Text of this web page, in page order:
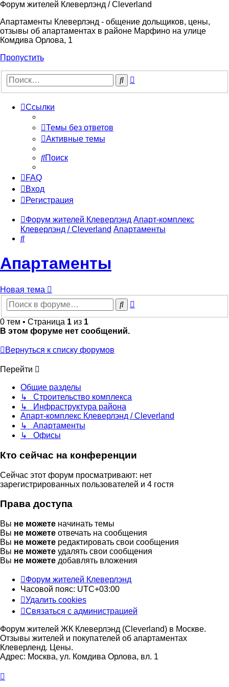
Форум жителей Клеверлэнд / Cleverland
Апартаменты Клеверлэнд - общение дольщиков, цены,
отзывы об апартаментах в районе Марфино на улице
Комдива Орлова, 1
Пропустить
Поиск
Ссылки
Темы без ответов
Активные темы
Поиск
FAQ
Вход
Регистрация
Форум жителей Клеверлэнд Апарт-комплекс
Клеверлэнд / Cleverland Апартаменты
Поиск
Апартаменты
Новая тема
Поиск
0 тем • Страница 1 из 1
В этом форуме нет сообщений.
Вернуться к списку форумов
Перейти
Общие разделы
↳ Строительство комплекса
↳ Инфраструктура района
Апарт-комплекс Клеверлэнд / Cleverland
↳ Апартаменты
↳ Офисы
Кто сейчас на конференции
Сейчас этот форум просматривают: нет
зарегистрированных пользователей и 4 гостя
Права доступа
Вы не можете начинать темы
Вы не можете отвечать на сообщения
Вы не можете редактировать свои сообщения
Вы не можете удалять свои сообщения
Вы не можете добавлять вложения
Форум жителей Клеверлэнд
Часовой пояс: UTC+03:00
Удалить cookies
Связаться с администрацией
Форум жителей ЖК Клеверлэнд (Cleverland) в Москве.
Отзывы жителей и покупателей об апартаментах
Клеверленд. Цены.
Адрес: Москва, ул. Комдива Орлова, вл. 1